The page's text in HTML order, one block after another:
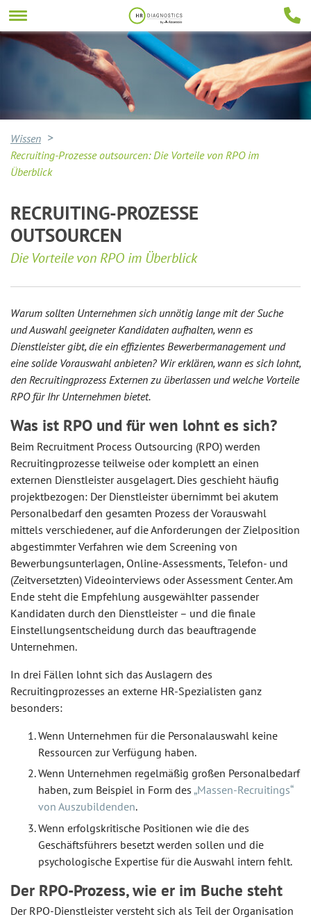
Wissen
Recruiting-Prozesse outsourcen: Die Vorteile von RPO im
Überblick
RECRUITING-PROZESSE
OUTSOURCEN
Die Vorteile von RPO im Überblick
Warum sollten Unternehmen sich unnötig lange mit der Suche
und Auswahl geeigneter Kandidaten aufhalten, wenn es
Dienstleister gibt, die ein effizientes Bewerbermanagement und
eine solide Vorauswahl anbieten? Wir erklären, wann es sich lohnt,
den Recruitingprozess Externen zu überlassen und welche Vorteile
RPO für Ihr Unternehmen bietet.
Was ist RPO und für wen lohnt es sich?
Beim Recruitment Process Outsourcing (RPO) werden
Recruitingprozesse teilweise oder komplett an einen
externen Dienstleister ausgelagert. Dies geschieht häufig
projektbezogen: Der Dienstleister übernimmt bei akutem
Personalbedarf den gesamten Prozess der Vorauswahl
mittels verschiedener, auf die Anforderungen der Zielposition
abgestimmter Verfahren wie dem Screening von
Bewerbungsunterlagen, Online-Assessments, Telefon- und
(Zeitversetzten) Videointerviews oder Assessment Center. Am
Ende steht die Empfehlung ausgewählter passender
Kandidaten durch den Dienstleister – und die finale
Einstellungsentscheidung durch das beauftragende
Unternehmen.
In drei Fällen lohnt sich das Auslagern des
Recruitingprozesses an externe HR-Spezialisten ganz
besonders:
Wenn Unternehmen für die Personalauswahl keine
Ressourcen zur Verfügung haben.
Wenn Unternehmen regelmäßig großen Personalbedarf
haben, zum Beispiel in Form des „Massen-Recruitings“
von Auszubildenden.
Wenn erfolgskritische Positionen wie die des
Geschäftsführers besetzt werden sollen und die
psychologische Expertise für die Auswahl intern fehlt.
Der RPO-Prozess, wie er im Buche steht
Der RPO-Dienstleister versteht sich als Teil der Organisation